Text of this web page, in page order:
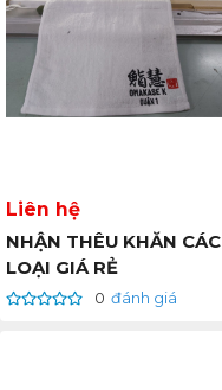
Liên hệ
NHẬN THÊU KHĂN CÁC
LOẠI GIÁ RẺ
0 đánh giá